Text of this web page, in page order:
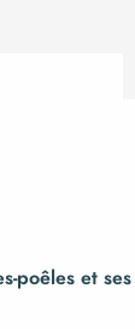
poêles et